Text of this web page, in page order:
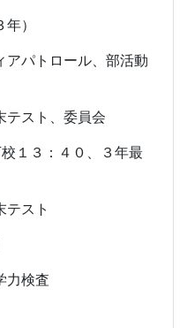
）
アパトロール、部活動
テスト、委員会
３：４０、３年最
テスト
力検査